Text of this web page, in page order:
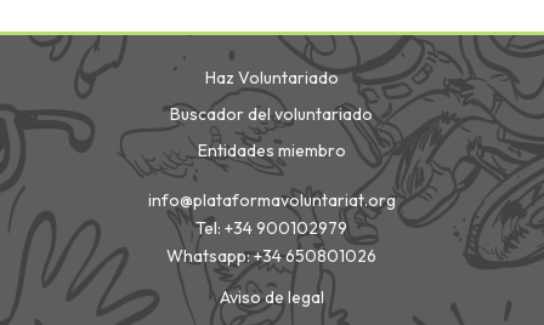
Haz Voluntariado
Buscador del voluntariado
Entidades miembro
info@plataformavoluntariat.org
Tel: +34 900102979
Whatsapp: +34 650801026
Aviso de legal